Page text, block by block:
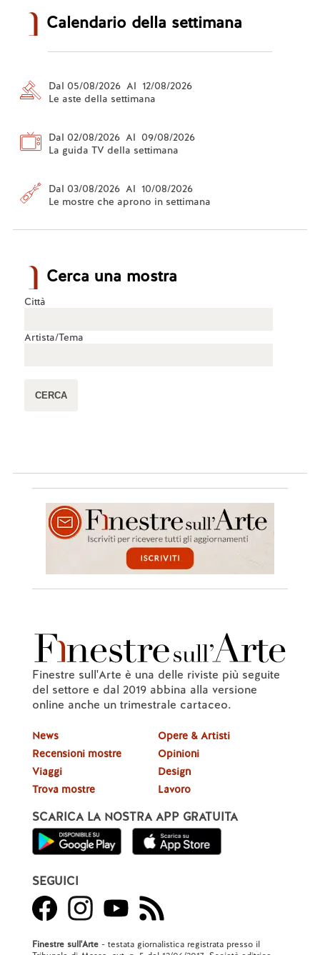
Calendario della settimana
Dal 05/08/2026 Al 12/08/2026
Le aste della settimana
Dal 02/08/2026 Al 09/08/2026
La guida TV della settimana
Dal 03/08/2026 Al 10/08/2026
Le mostre che aprono in settimana
Cerca una mostra
Città
Artista/Tema
Finestre sull'Arte è una delle riviste più seguite
del settore e dal 2019 abbina alla versione
online anche un trimestrale cartaceo.
News
Recensioni mostre
Viaggi
Trova mostre
Opere & Artisti
Opinioni
Design
Lavoro
SCARICA LA NOSTRA APP GRATUITA
SEGUICI
Finestre sull'Arte- testata giornalistica registrata presso il